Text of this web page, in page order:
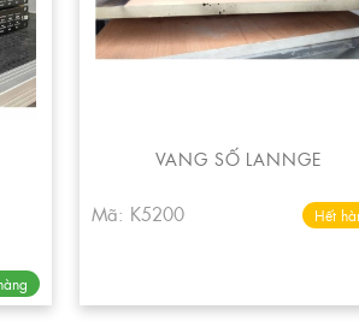
VANG SỐ LANNGE
Mã: K5200 Hết